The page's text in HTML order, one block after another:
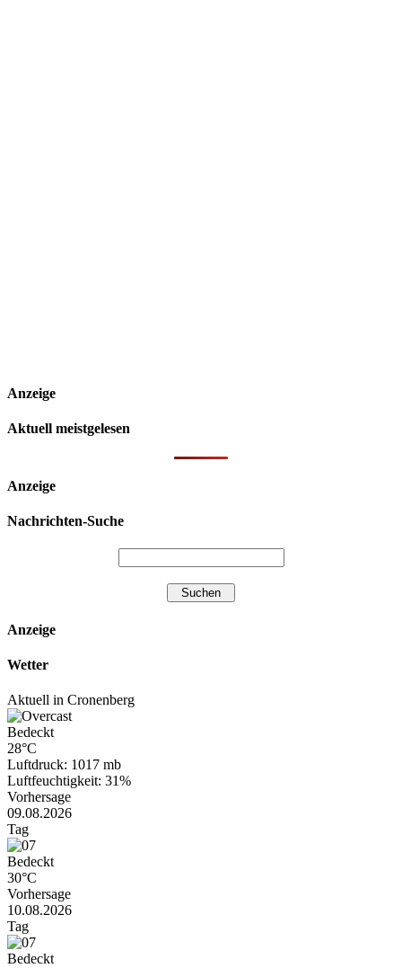
Anzeige
Aktuell meistgelesen
Anzeige
Nachrichten-Suche
Anzeige
Wetter
Aktuell in Cronenberg
Bedeckt
28°C
Luftdruck: 1017 mb
Luftfeuchtigkeit: 31%
Vorhersage
09.08.2026
Tag
Bedeckt
30°C
Vorhersage
10.08.2026
Tag
Bedeckt